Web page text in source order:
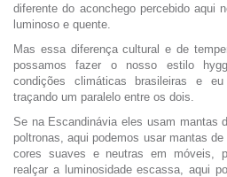
diferente do aconchego percebido aqui
luminoso e quente.
Mas essa diferença cultural e de
possamos fazer o nosso estilo
condições climáticas brasileiras e
traçando um paralelo entre os dois.
Se na Escandinávia eles usam mantas
poltronas, aqui podemos usar mantas
cores suaves e neutras em móveis,
realçar a luminosidade escassa, aqui